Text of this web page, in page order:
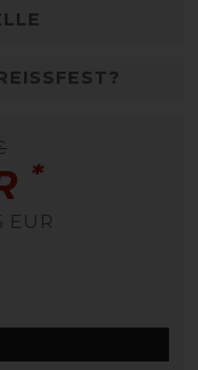
*
EUR